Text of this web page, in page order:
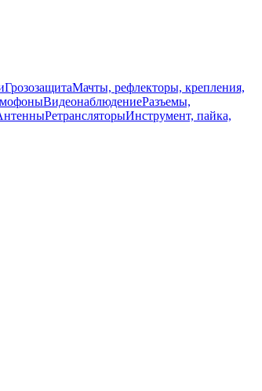
ГрозозащитаМачты, рефлекторы, крепления,
ВидеонаблюдениеРазъемы,
РетрансляторыИнструмент, пайка,